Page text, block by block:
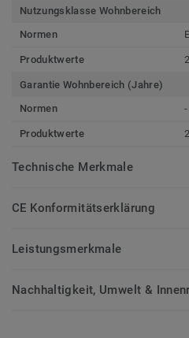
Nutzungsklasse Wohnbereich
Normen
Produktwerte
Garantie Wohnbereich (Jahre)
Normen
-
Produktwerte
Technische Merkmale
CE Konformitätserklärung
Leistungsmerkmale
Nachhaltigkeit, Umwelt &